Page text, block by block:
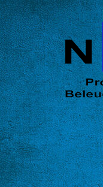
STARTSEITE
ÜBER UNS
Dimmer
Scheinwerfer